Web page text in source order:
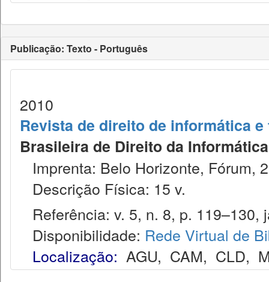
Publicação: Texto - Português
2010
Revista de direito de informática
Brasileira de Direito da
Imprenta: Belo Horizonte, Fórum,
Descrição Física: 15 v.
Referência: v. 5, n. 8, p. 119–130,
Disponibilidade: Rede Virtual de
Localização: AGU, CAM, CLD,